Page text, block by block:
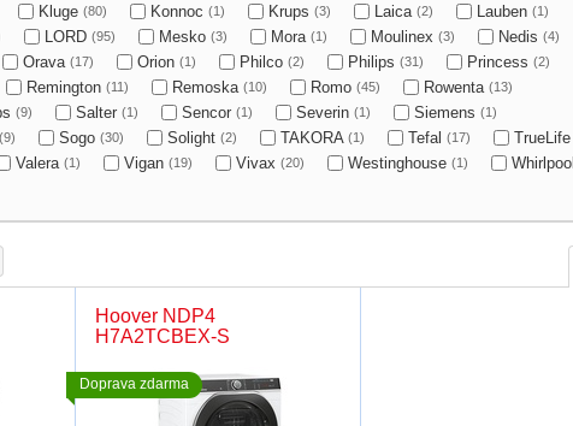
Kluge (80) Konnoc (1) Krups (3) Laica (2) Lauben (1)
LORD (95) Mesko (3) Mora (1) Moulinex (3) Nedis (4)
Orava (17) Orion (1) Philco (2) Philips (31) Princess (2)
Remington (11) Remoska (10) Romo (45) Rowenta (13)
(9) Salter (1) Sencor (1) Severin (1) Siemens (1)
(9) Sogo (30) Solight (2) TAKORA (1) Tefal (17) TrueLife
Valera (1) Vigan (19) Vivax (20) Westinghouse (1) Whirlpool
Hoover NDP4
H7A2TCBEX-S
Doprava zdarma